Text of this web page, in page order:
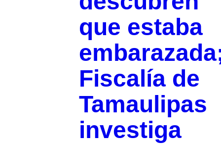
que estaba
Fiscalía de
Tamaulipas
investiga